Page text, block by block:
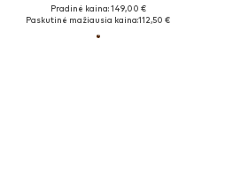
Pradinė kaina: 149,00 €
Paskutinė mažiausia kaina:112,50 €